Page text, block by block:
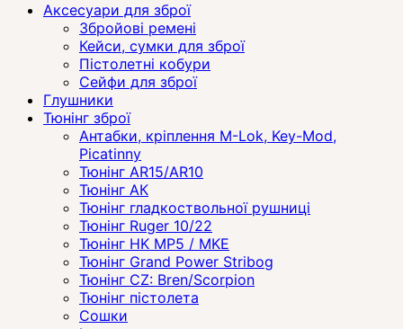
Аксесуари для зброї
Збройові ремені
Кейси, сумки для зброї
Пістолетні кобури
Сейфи для зброї
Глушники
Тюнінг зброї
Антабки, кріплення M-Lok, Key-Mod,
Picatinny
Тюнінг AR15/AR10
Тюнінг АК
Тюнінг гладкоствольної рушниці
Тюнінг Ruger 10/22
Тюнінг HK MP5 / MKE
Тюнінг Grand Power Stribog
Тюнінг CZ: Bren/Scorpion
Тюнінг пістолета
Сошки